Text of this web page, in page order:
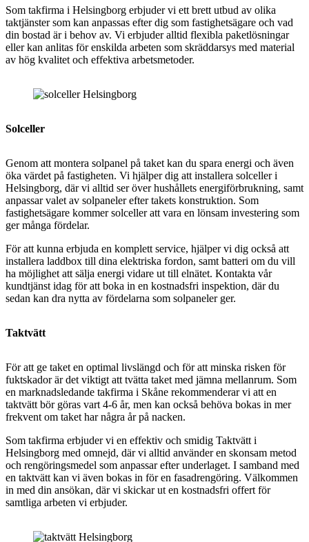
Som takfirma i Helsingborg erbjuder vi ett brett utbud av olika
taktjänster som kan anpassas efter dig som fastighetsägare och vad
din bostad är i behov av. Vi erbjuder alltid flexibla paketlösningar
eller kan anlitas för enskilda arbeten som skräddarsys med material
av hög kvalitet och effektiva arbetsmetoder.
Solceller
Genom att montera solpanel på taket kan du spara energi och även
öka värdet på fastigheten. Vi hjälper dig att installera solceller i
Helsingborg, där vi alltid ser över hushållets energiförbrukning, samt
anpassar valet av solpaneler efter takets konstruktion. Som
fastighetsägare kommer solceller att vara en lönsam investering som
ger många fördelar.
För att kunna erbjuda en komplett service, hjälper vi dig också att
installera laddbox till dina elektriska fordon, samt batteri om du vill
ha möjlighet att sälja energi vidare ut till elnätet. Kontakta vår
kundtjänst idag för att boka in en kostnadsfri inspektion, där du
sedan kan dra nytta av fördelarna som solpaneler ger.
Taktvätt
För att ge taket en optimal livslängd och för att minska risken för
fuktskador är det viktigt att tvätta taket med jämna mellanrum. Som
en marknadsledande takfirma i Skåne rekommenderar vi att en
taktvätt bör göras vart 4-6 år, men kan också behöva bokas in mer
frekvent om taket har några år på nacken.
Som takfirma erbjuder vi en effektiv och smidig Taktvätt i
Helsingborg med omnejd, där vi alltid använder en skonsam metod
och rengöringsmedel som anpassar efter underlaget. I samband med
en taktvätt kan vi även bokas in för en fasadrengöring. Välkommen
in med din ansökan, där vi skickar ut en kostnadsfri offert för
samtliga arbeten vi erbjuder.